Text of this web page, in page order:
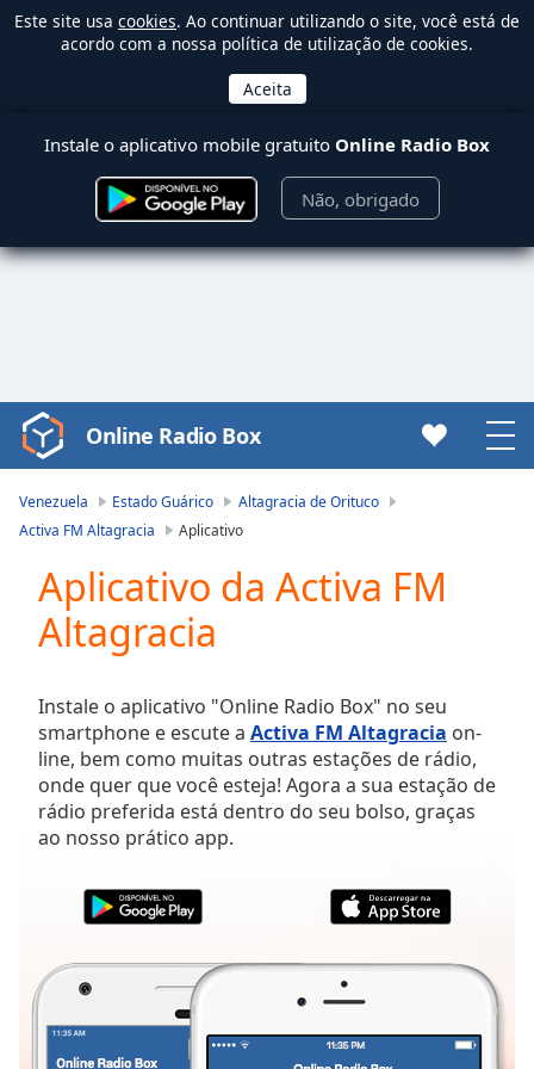
Este site usa cookies. Ao continuar utilizando o site, você está de
acordo com a nossa política de utilização de cookies.
Instale o aplicativo mobile gratuito Online Radio Box
Não, obrigado
Video
Player
loading.
Video
Play
Skip
Backward
Mute
Current
Time0:00
Duration -:-
Loaded :
LIVE
live,
currently
behind
LIVE
Online Radio Box
Venezuela Estado Guárico
Altagracia de Orituco
Activa FM Altagracia
Aplicativo
Aplicativo da Activa FM
Altagracia
Instale o aplicativo "Online Radio Box" no seu
smartphone e escute a Activa FM Altagracia on-
line, bem como muitas outras estações de rádio,
onde quer que você esteja! Agora a sua estação de
rádio preferida está dentro do seu bolso, graças
ao nosso prático app.